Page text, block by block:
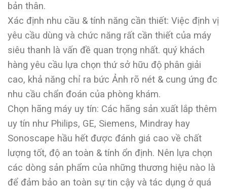
bản thân.
Xác định nhu cầu & tính năng cần thiết: Việc định vị
yêu cầu dùng và chức năng rất cần thiết của máy
siêu thanh là vấn đề quan trọng nhất. quý khách
hàng yêu cầu lựa chọn thứ sở hữu độ phân giải
cao, khả năng chỉ ra bức Ảnh rõ nét & cung ứng đc
nhu cầu chẩn đoán của phòng khám.
Chọn hãng máy uy tín: Các hãng sản xuất lắp thêm
uy tín như Philips, GE, Siemens, Mindray hay
Sonoscape hầu hết được đánh giá cao về chất
lượng tốt, độ an toàn & tính ổn định. Nên lựa chọn
các dòng sản phẩm của những thương hiệu nào là
để đảm bảo an toàn sự tin cậy và tác dụng ở quá